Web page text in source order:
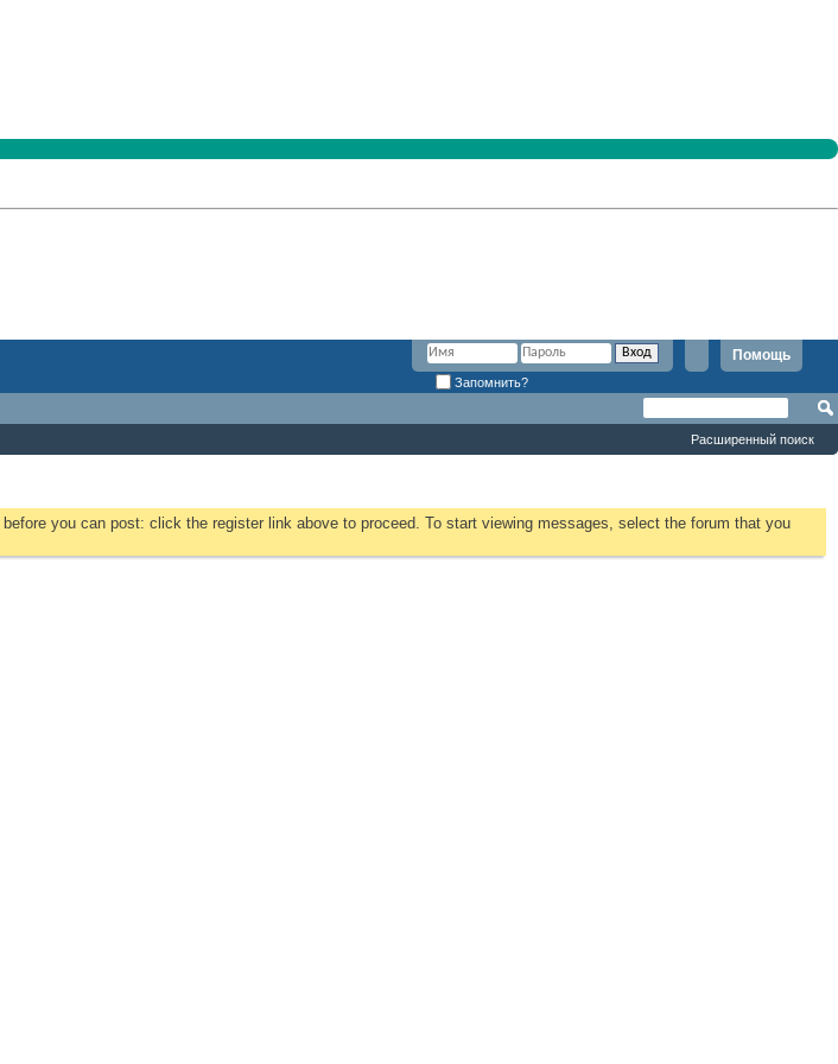
Помощь
Запомнить?
Расширенный поиск
before you can post: click the register link above to proceed. To start viewing messages, select the forum that you